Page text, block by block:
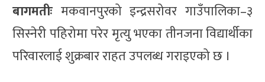
बागमतीः मकवानपुरको इन्द्रसरोवर गाउँपालिका–३
सिस्नेरी पहिरोमा परेर मृत्यु भएका तीनजना विद्यार्थीका
परिवारलाई शुक्रबार राहत उपलब्ध गराइएको छ ।